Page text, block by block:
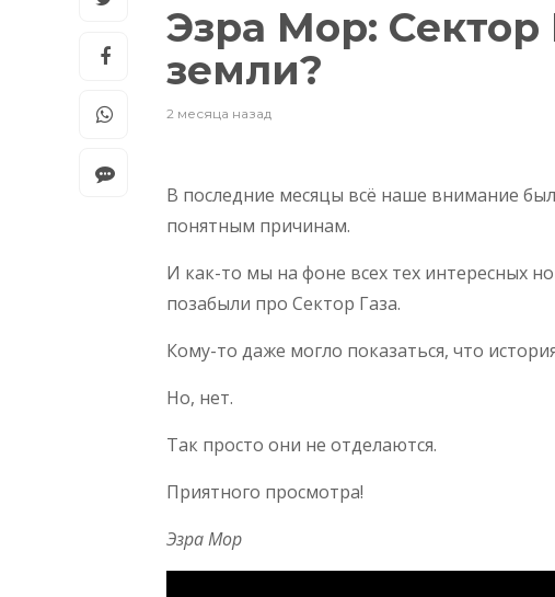
Эзра Мор: Сектор
земли?
2 месяца назад
В последние месяцы всё наше внимание
понятным причинам.
И как-то мы на фоне всех тех интересных
позабыли про Сектор Газа.
Кому-то даже могло показаться, что
Но, нет.
Так просто они не отделаются.
Приятного просмотра!
Эзра Мор